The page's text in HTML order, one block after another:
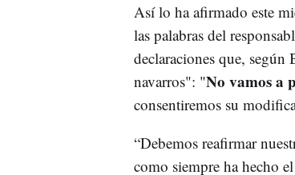
Así lo ha afirmado este
las palabras del
declaraciones que,
navarros": "No vamos a
consentiremos su
“Debemos reafirmar
como siempre ha hecho